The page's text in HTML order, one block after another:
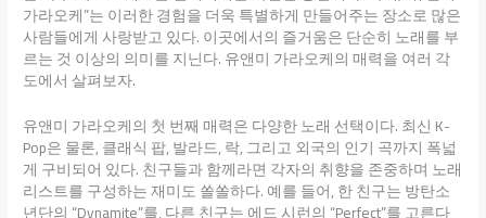
가라오케”는 이러한 경험을 더욱 특별하게 만들어주는 장소로 많은
사람들에게 사랑받고 있다. 이곳에서의 즐거움은 단순히 노래를 부
르는 것 이상의 의미를 지닌다. 유앤미 가라오케의 매력을 여러 각
도에서 살펴보자.
유앤미 가라오케의 첫 번째 매력은 다양한 노래 선택이다. 최신 K-
Pop은 물론, 클래식 팝, 발라드, 락, 그리고 외국의 인기 곡까지 폭넓
게 구비되어 있다. 친구들과 함께라면 각자의 취향을 존중하며 노래
리스트를 구성하는 재미도 쏠쏠하다. 예를 들어, 한 친구는 방탄소